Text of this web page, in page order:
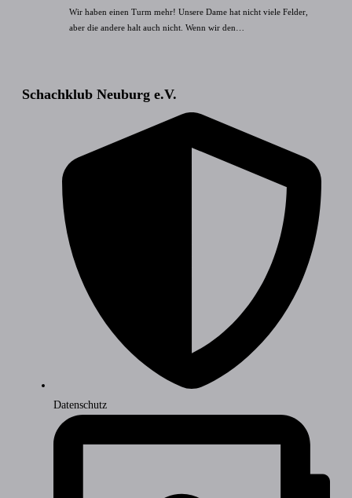
Wir haben einen Turm mehr! Unsere Dame hat nicht viele Felder,
aber die andere halt auch nicht. Wenn wir den…
Schachklub Neuburg e.V.
Datenschutz